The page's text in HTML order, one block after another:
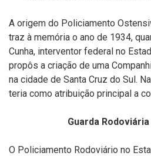
A origem do Policiamento
traz à memória o ano de 1934,
Cunha, interventor federal no
propôs a criação de uma
na cidade de Santa Cruz do Sul.
teria como atribuição principal a
Guarda
O Policiamento Rodoviário no